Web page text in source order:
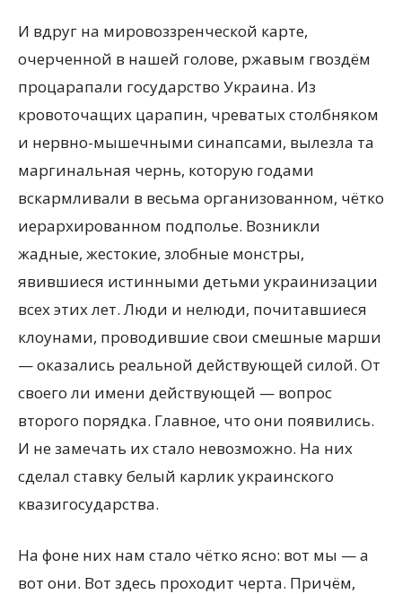
И вдруг на мировоззренческой карте,
очерченной в нашей голове, ржавым гвоздём
процарапали государство Украина. Из
кровоточащих царапин, чреватых столбняком
и нервно-мышечными синапсами, вылезла та
маргинальная чернь, которую годами
вскармливали в весьма организованном, чётко
иерархированном подполье. Возникли
жадные, жестокие, злобные монстры,
явившиеся истинными детьми украинизации
всех этих лет. Люди и нелюди, почитавшиеся
клоунами, проводившие свои смешные марши
— оказались реальной действующей силой. От
своего ли имени действующей — вопрос
второго порядка. Главное, что они появились.
И не замечать их стало невозможно. На них
сделал ставку белый карлик украинского
квазигосударства.
На фоне них нам стало чётко ясно: вот мы — а
вот они. Вот здесь проходит черта. Причём,